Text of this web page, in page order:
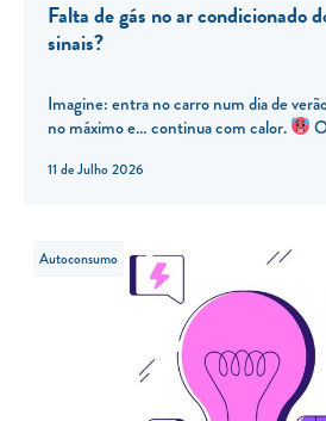
11 de Julho 2026
Falta de gás no ar condicionado
sinais?
Imagine: entra no carro num dia de
no máximo e… continua com calor.
Autoconsumo